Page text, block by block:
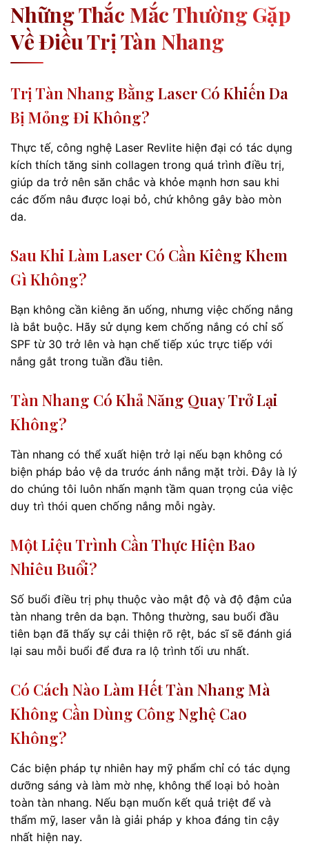
Những Thắc Mắc Thường Gặp
Về Điều Trị Tàn Nhang
Trị Tàn Nhang Bằng Laser Có Khiến Da
Bị Mỏng Đi Không?
Thực tế, công nghệ Laser Revlite hiện đại có tác dụng
kích thích tăng sinh collagen trong quá trình điều trị,
giúp da trở nên săn chắc và khỏe mạnh hơn sau khi
các đốm nâu được loại bỏ, chứ không gây bào mòn
da.
Sau Khi Làm Laser Có Cần Kiêng Khem
Gì Không?
Bạn không cần kiêng ăn uống, nhưng việc chống nắng
là bắt buộc. Hãy sử dụng kem chống nắng có chỉ số
SPF từ 30 trở lên và hạn chế tiếp xúc trực tiếp với
nắng gắt trong tuần đầu tiên.
Tàn Nhang Có Khả Năng Quay Trở Lại
Không?
Tàn nhang có thể xuất hiện trở lại nếu bạn không có
biện pháp bảo vệ da trước ánh nắng mặt trời. Đây là lý
do chúng tôi luôn nhấn mạnh tầm quan trọng của việc
duy trì thói quen chống nắng mỗi ngày.
Một Liệu Trình Cần Thực Hiện Bao
Nhiêu Buổi?
Số buổi điều trị phụ thuộc vào mật độ và độ đậm của
tàn nhang trên da bạn. Thông thường, sau buổi đầu
tiên bạn đã thấy sự cải thiện rõ rệt, bác sĩ sẽ đánh giá
lại sau mỗi buổi để đưa ra lộ trình tối ưu nhất.
Có Cách Nào Làm Hết Tàn Nhang Mà
Không Cần Dùng Công Nghệ Cao
Không?
Các biện pháp tự nhiên hay mỹ phẩm chỉ có tác dụng
dưỡng sáng và làm mờ nhẹ, không thể loại bỏ hoàn
toàn tàn nhang. Nếu bạn muốn kết quả triệt để và
thẩm mỹ, laser vẫn là giải pháp y khoa đáng tin cậy
nhất hiện nay.